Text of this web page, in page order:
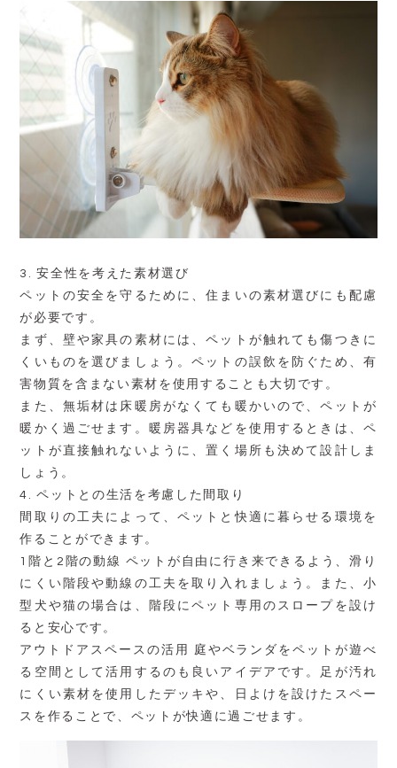
3.安全性を考えた素材選び
ペットの安全を守るために、住まいの素材選びにも配慮
が必要です。
まず、壁や家具の素材には、ペットが触れても傷つきに
くいものを選びましょう。ペットの誤飲を防ぐため、有
害物質を含まない素材を使用することも大切です。
また、無垢材は床暖房がなくても暖かいので、ペットが
暖かく過ごせます。暖房器具などを使用するときは、ペ
ットが直接触れないように、置く場所も決めて設計しま
しょう。
4.ペットとの生活を考慮した間取り
間取りの工夫によって、ペットと快適に暮らせる環境を
作ることができます。
1 階と 2 階の動線 ペットが自由に行き来できるよう、滑り
にくい階段や動線の工夫を取り入れましょう。また、小
型犬や猫の場合は、階段にペット専用のスロープを設け
ると安心です。
アウトドアスペースの活用 庭やベランダをペットが遊べ
る空間として活用するのも良いアイデアです。足が汚れ
にくい素材を使用したデッキや、日よけを設けたスペー
スを作ることで、ペットが快適に過ごせます。